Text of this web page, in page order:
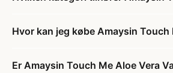
Hvor kan jeg købe Amaysin
Er Amaysin Touch Me Aloe Vera